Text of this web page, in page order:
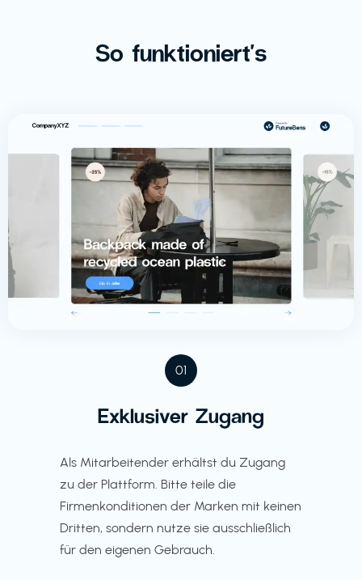
So funktioniert's
01
Exklusiver Zugang
Als Mitarbeitender erhältst du Zugang
zu der Plattform. Bitte teile die
Firmenkonditionen der Marken mit keinen
Dritten, sondern nutze sie ausschließlich
für den eigenen Gebrauch.